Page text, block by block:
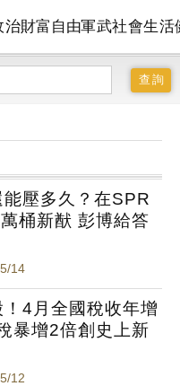
治財富自由軍武社會生活
壓多久？在SPR
桶新猷 彭博給答
14
4月全國稅收年增
暴增2倍創史上新
12